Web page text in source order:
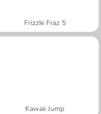
Frizzle Fraz 5
Kawaii Jump